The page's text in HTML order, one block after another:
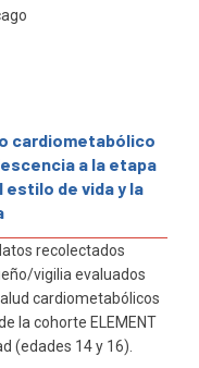
cardiometabólico
a la etapa
de vida y la
recolectados
vigilia evaluados
cardiometabólicos
la cohorte ELEMENT
(edades 14 y 16).